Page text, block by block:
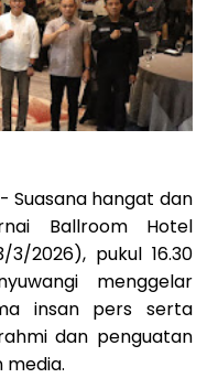
- Suasana hangat dan
Ballroom Hotel
3/2026), pukul 16.30
menggelar
insan pers serta
dan penguatan
media.